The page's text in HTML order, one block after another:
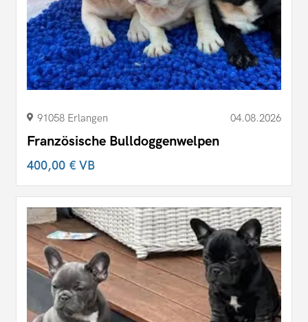
91058 Erlangen 04.08.2026
Französische Bulldoggenwelpen
400,00 €VB